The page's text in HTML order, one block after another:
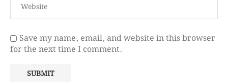
Save my name, email, and website in this browser
for the next time I comment.